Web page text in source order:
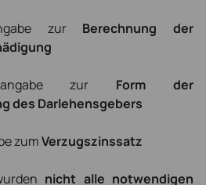
zur Berechnung der
zur Form der
des Darlehensgebers
zumVerzugszinssatz
nicht alle notwendigen